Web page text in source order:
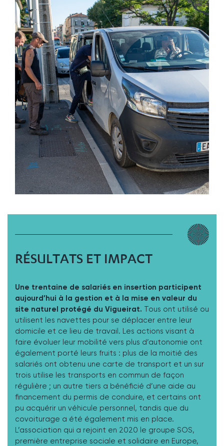
RÉSULTATS ET IMPACT
Une trentaine de salariés en insertion participent
aujourd’hui à la gestion et à la mise en valeur du
site naturel protégé du Vigueirat.
Tous ont utilisé ou
utilisent les navettes pour se déplacer entre leur
domicile et ce lieu de travail. Les actions visant à
faire évoluer leur mobilité vers plus d’autonomie ont
également porté leurs fruits : plus de la moitié des
salariés ont obtenu une carte de transport et un sur
trois utilise les transports en commun de façon
régulière ; un autre tiers a bénéficié d’une aide au
financement du permis de conduire, et certains ont
pu acquérir un véhicule personnel, tandis que du
covoiturage a été également mis en place.
L’association qui a rejoint en 2020 le groupe SOS,
première entreprise sociale et solidaire en Europe,